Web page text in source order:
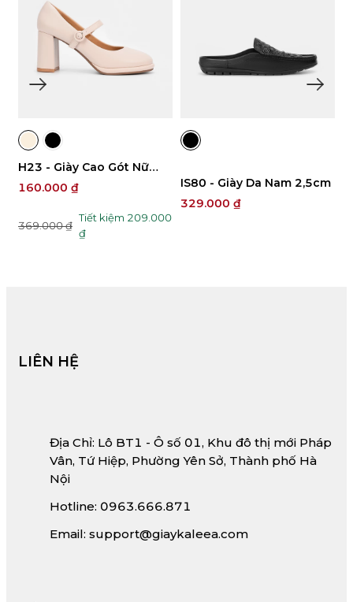
IS80 - Giày Da Nam 2,5cm
Nữ 7cm
199.000 ₫
LIÊN HỆ
Địa Chỉ: Lô BT1 - Ô số 01, Khu đô thị mới Pháp
Vân, Tứ Hiệp, Phường Yên Sở, Thành phố Hà
Nội
Hotline: 0963.666.871
Email: support@giaykaleea.com